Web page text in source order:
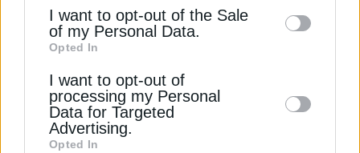
information may also be disclosed by us to
third parties on theIAB’s List of
Downstream Participants
disclose it to other third parties.
I want to opt-out of the Sale
of my Personal Data.
Opted In
I want to opt-out of
processing my Personal
Data for Targeted
Advertising.
Opted In
ΠΕΤΡΕΛΑΙΟ
Πετρέλαιο: Ανακάμπτουν οι τιμές, μετά το
πτωτικό σερί
6 Αυγούστου 2025